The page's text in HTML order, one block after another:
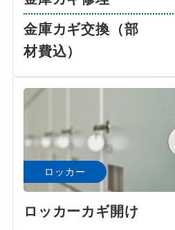
金庫カギ交換（部
材費込）
ロッカー
ロッカーカギ開け